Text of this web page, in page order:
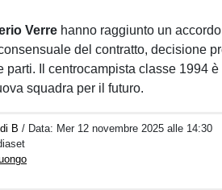
Verre hanno raggiunto un
del contratto, decisione
parti. Il centrocampista classe 1994
squadra per il futuro.
B / Data: Mer 12 novembre 2025 alle 14:30